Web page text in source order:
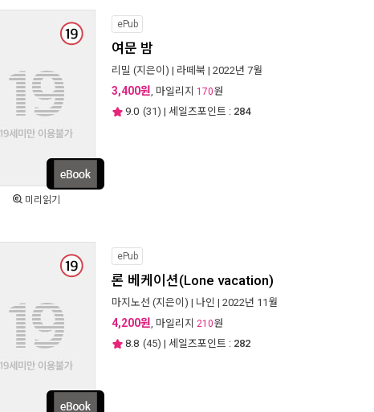
미리읽기
ePub
여문 밤
리밀 (지은이) | 라떼북 | 2022년 7월
3,400원, 마일리지 170원
9.0 (31) | 세일즈포인트 : 284
ePub
론 베케이션(Lone vacation)
마지노선 (지은이) | 나인 | 2022년 11월
4,200원, 마일리지 210원
8.8 (45) | 세일즈포인트 : 282